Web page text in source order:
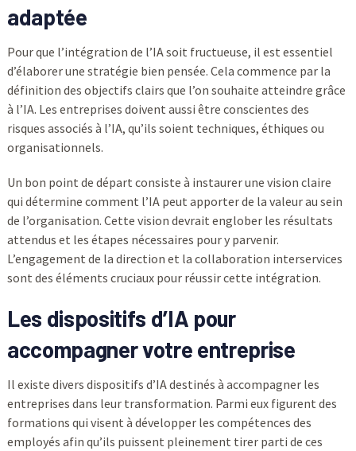
adaptée
Pour que l’intégration de l’IA soit fructueuse, il est essentiel
d’élaborer une stratégie bien pensée. Cela commence par la
définition des objectifs clairs que l’on souhaite atteindre grâce
à l’IA. Les entreprises doivent aussi être conscientes des
risques associés à l’IA, qu’ils soient techniques, éthiques ou
organisationnels.
Un bon point de départ consiste à instaurer une vision claire
qui détermine comment l’IA peut apporter de la valeur au sein
de l’organisation. Cette vision devrait englober les résultats
attendus et les étapes nécessaires pour y parvenir.
L’engagement de la direction et la collaboration interservices
sont des éléments cruciaux pour réussir cette intégration.
Les dispositifs d’IA pour
accompagner votre entreprise
Il existe divers dispositifs d’IA destinés à accompagner les
entreprises dans leur transformation. Parmi eux figurent des
formations qui visent à développer les compétences des
employés afin qu’ils puissent pleinement tirer parti de ces